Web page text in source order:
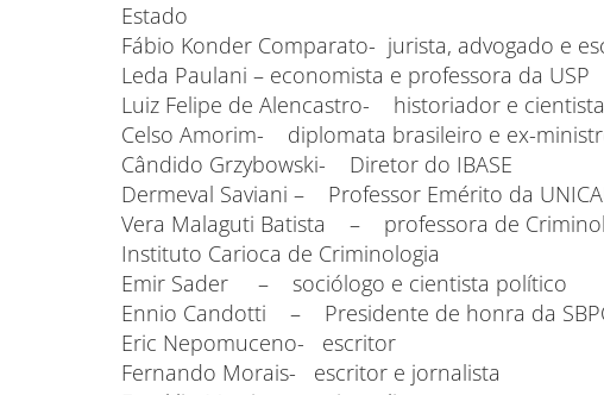
Estado
Fábio Konder Comparato- jurista, advogado e
Leda Paulani – economista e professora da USP
Luiz Felipe de Alencastro- historiador e
Celso Amorim- diplomata brasileiro e ex-
Cândido Grzybowski- Diretor do IBASE
Dermeval Saviani – Professor Emérito da
Vera Malaguti Batista – professora de
Instituto Carioca de Criminologia
Emir Sader – sociólogo e cientista político
Ennio Candotti – Presidente de honra da
Eric Nepomuceno- escritor
Fernando Morais- escritor e jornalista